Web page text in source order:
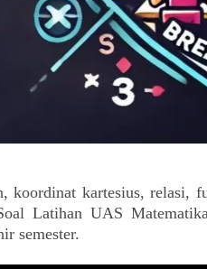
kartesius, relasi,
Latihan UAS
semester.